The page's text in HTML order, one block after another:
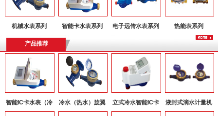
机械水表系列 智能卡水表系列 电子远传水表系列 热能表系列
产品推荐
智能IC卡水表（冷
冷水（热水）旋翼
立式冷水智能IC卡
液封式滴水计量机